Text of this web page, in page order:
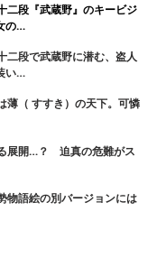
二段『武蔵野』のキービジ
の…
二段で武蔵野に潜む、盗人
い…
薄（ すすき）の天下。可憐
展開…？ 迫真の危難がス
物語絵の別バージョンには